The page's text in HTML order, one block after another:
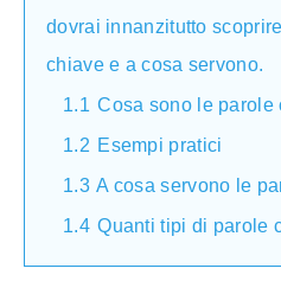
dovrai innanzitutto
chiave e a cosa servono.
1.1 Cosa sono le parole
1.2 Esempi pratici
1.3 A cosa servono le
1.4 Quanti tipi di parole